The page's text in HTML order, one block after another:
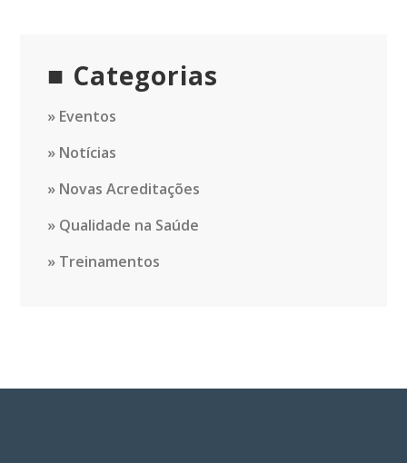
Categorias
Eventos
Notícias
Novas Acreditações
Qualidade na Saúde
Treinamentos